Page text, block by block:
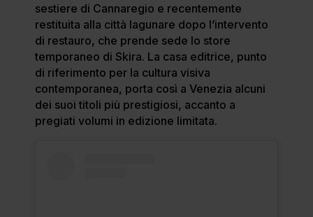
sestiere di Cannaregio e recentemente
restituita alla città lagunare dopo l’intervento
di restauro, che prende sede lo store
temporaneo di Skira. La casa editrice, punto
di riferimento per la cultura visiva
contemporanea, porta così a Venezia alcuni
dei suoi titoli più prestigiosi, accanto a
pregiati volumi in edizione limitata.